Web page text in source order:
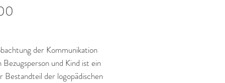
der Kommunikation
Bezugsperson und Kind ist ein
Bestandteil der logopädischen